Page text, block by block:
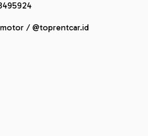
/ @toprentcar.id